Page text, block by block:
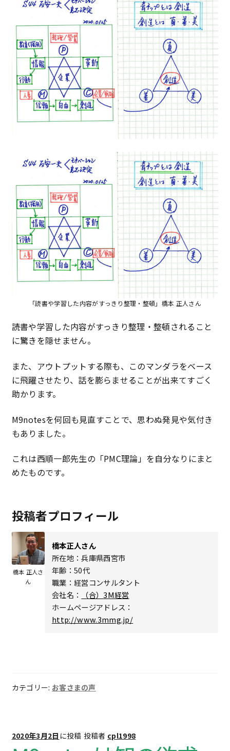
「読書や学習した内容がすっきり整理・整頓」橋本 正人さん
読書や学習した内容がすっきり整理・整頓されること
に驚きを隠せません。
また、アウトプットする際も、このマンダラをベース
に飛躍させたり、話を膨らませることが出来てすごく
助かります。
M9notesを何回も見直すことで、思わぬ発見や気付き
もありました。
これは西順一郎先生の「PMC理論」を自分なりにまと
めたものです。
投稿者プロフィール
橋本 正人さ
ん
橋本正人さん
所在地：兵庫県西宮市
年齢：50代
職業：経営コンサルタント
会社名：
（合）3M経営
ホームページアドレス：
http://www.3mmg.jp/
カテゴリー: お客さまの声
2020年3月2日 に投稿 投稿者 cpl1998